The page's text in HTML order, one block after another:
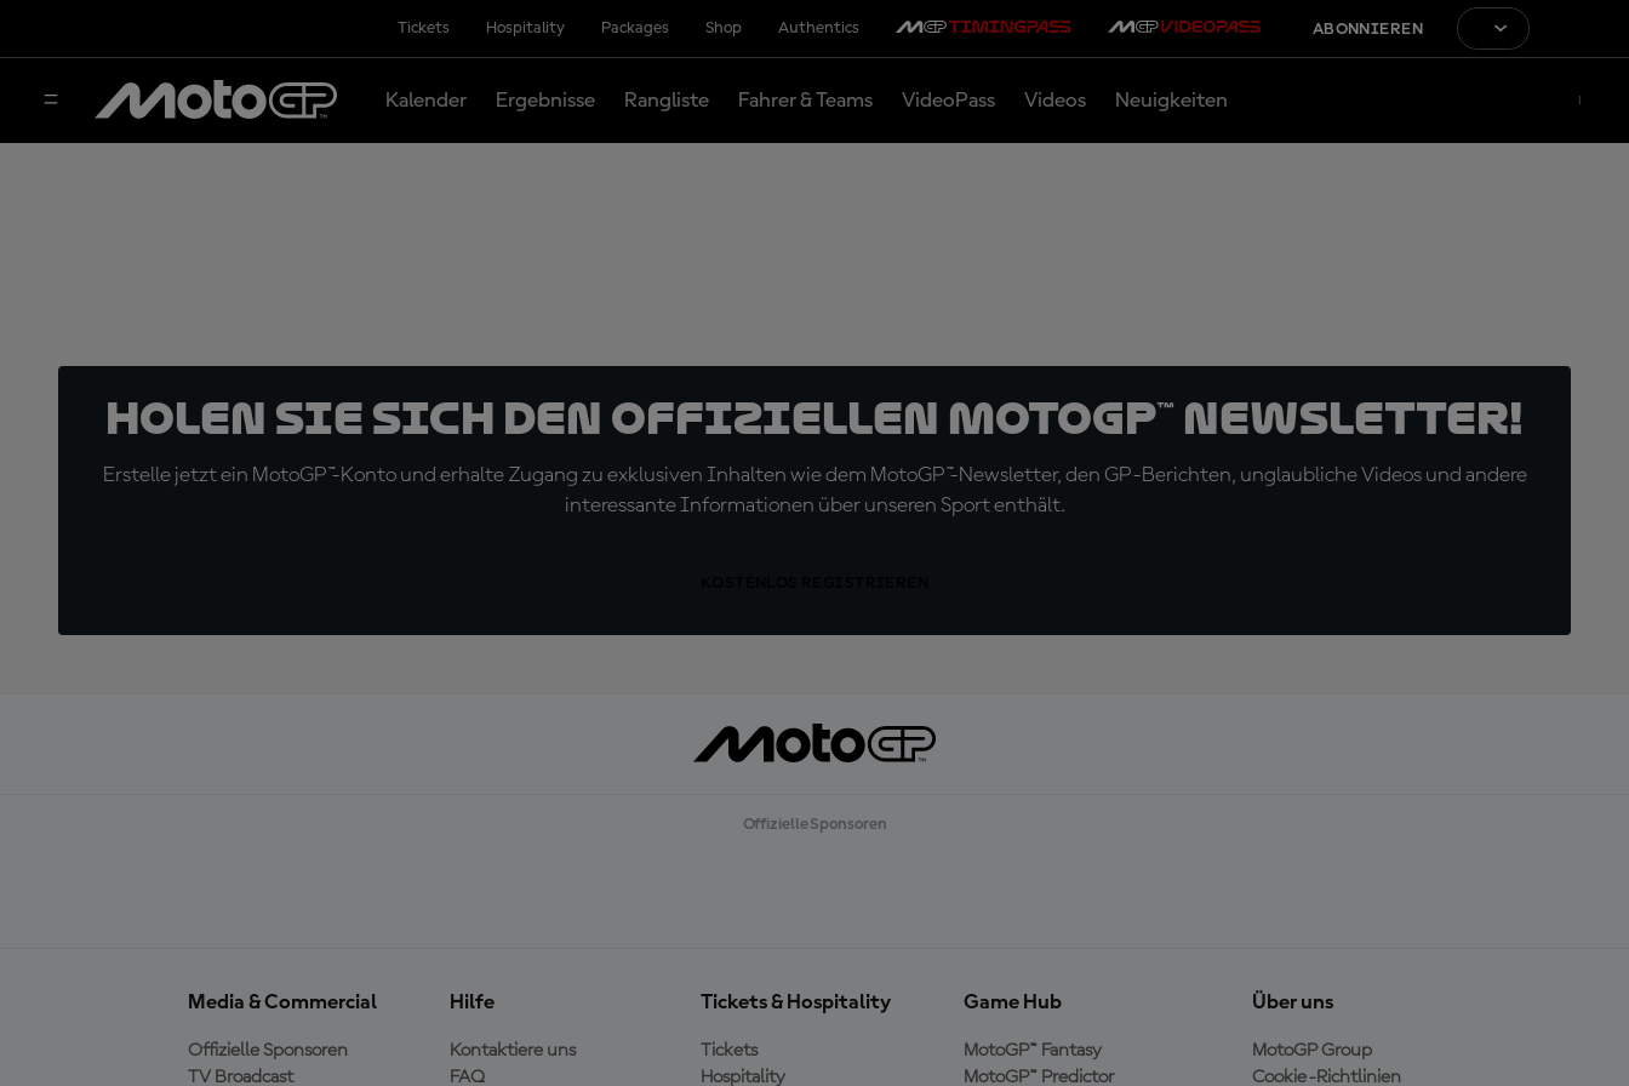
Tickets Hospitality Packages Shop Authentics ABONNIEREN
Kalender Ergebnisse Rangliste Fahrer & Teams VideoPass Videos Neuigkeiten
Holen Sie sich den offiziellen MotoGP™ Newsletter!
Erstelle jetzt ein MotoGP™-Konto und erhalte Zugang zu exklusiven Inhalten wie dem MotoGP™-Newsletter, den GP-Berichten, unglaubliche Videos und andere
interessante Informationen über unseren Sport enthält.
Offizielle Sponsoren
Media & Commercial
Offizielle Sponsoren
TV Broadcast
Hilfe
Kontaktiere uns
FAQ
Tickets & Hospitality
Tickets
Hospitality
Game Hub
MotoGP™ Fantasy
MotoGP™ Predictor
Über uns
MotoGP Group
Cookie-Richtlinien